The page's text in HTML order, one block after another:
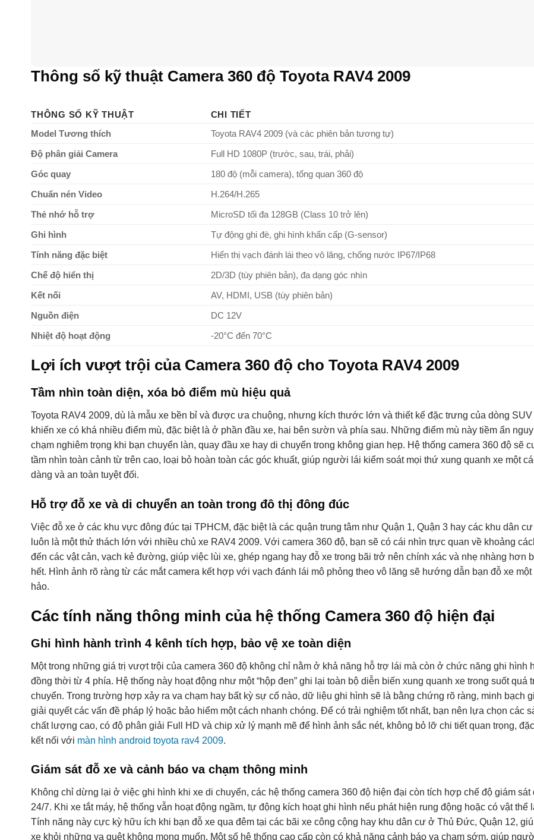
Thông số kỹ thuật Camera 360 độ Toyota RAV4 2009
THÔNG SỐ KỸ THUẬT
CHI TIẾT
Model Tương thích
Toyota RAV4 2009 (và các phiên bản tương tự)
Độ phân giải Camera
Full HD 1080P (trước, sau, trái, phải)
Góc quay
180 độ (mỗi camera), tổng quan 360 độ
Chuẩn nén Video
H.264/H.265
Thẻ nhớ hỗ trợ
MicroSD tối đa 128GB (Class 10 trở lên)
Ghi hình
Tự động ghi đè, ghi hình khẩn cấp (G-sensor)
Tính năng đặc biệt
Hiển thị vạch đánh lái theo vô lăng, chống nước IP67/IP68
Chế độ hiển thị
2D/3D (tùy phiên bản), đa dạng góc nhìn
Kết nối
AV, HDMI, USB (tùy phiên bản)
Nguồn điện
DC 12V
Nhiệt độ hoạt động
-20°C đến 70°C
Lợi ích vượt trội của Camera 360 độ cho Toyota RAV4 2009
Tầm nhìn toàn diện, xóa bỏ điểm mù hiệu quả
Toyota RAV4 2009, dù là mẫu xe bền bỉ và được ưa chuộng, nhưng kích thước lớn và thiết kế đặc trưng của dòng
khiến xe có khá nhiều điểm mù, đặc biệt là ở phần đầu xe, hai bên sườn và phía sau. Những điểm mù này tiềm ẩn
chạm nghiêm trọng khi bạn chuyển làn, quay đầu xe hay di chuyển trong không gian hẹp. Hệ thống camera 360 độ sẽ
tầm nhìn toàn cảnh từ trên cao, loại bỏ hoàn toàn các góc khuất, giúp người lái kiểm soát mọi thứ xung quanh xe một
dàng và an toàn tuyệt đối.
Hỗ trợ đỗ xe và di chuyển an toàn trong đô thị đông đúc
Việc đỗ xe ở các khu vực đông đúc tại TPHCM, đặc biệt là các quận trung tâm như Quận 1, Quận 3 hay các khu dân
luôn là một thử thách lớn với nhiều chủ xe RAV4 2009. Với camera 360 độ, bạn sẽ có cái nhìn trực quan về khoảng
đến các vật cản, vạch kẻ đường, giúp việc lùi xe, ghép ngang hay đỗ xe trong bãi trở nên chính xác và nhẹ nhàng hơn
hết. Hình ảnh rõ ràng từ các mắt camera kết hợp với vạch đánh lái mô phỏng theo vô lăng sẽ hướng dẫn bạn đỗ xe một
hảo.
Các tính năng thông minh của hệ thống Camera 360 độ hiện đại
Ghi hình hành trình 4 kênh tích hợp, bảo vệ xe toàn diện
Một trong những giá trị vượt trội của camera 360 độ không chỉ nằm ở khả năng hỗ trợ lái mà còn ở chức năng ghi hình
đồng thời từ 4 phía. Hệ thống này hoạt động như một “hộp đen” ghi lại toàn bộ diễn biến xung quanh xe trong suốt quá
chuyển. Trong trường hợp xảy ra va chạm hay bất kỳ sự cố nào, dữ liệu ghi hình sẽ là bằng chứng rõ ràng, minh bạch
giải quyết các vấn đề pháp lý hoặc bảo hiểm một cách nhanh chóng. Để có trải nghiệm tốt nhất, bạn nên lựa chọn các
chất lượng cao, có độ phân giải Full HD và chip xử lý mạnh mẽ để hình ảnh sắc nét, không bỏ lỡ chi tiết quan trọng,
kết nối với màn hình android toyota rav4 2009.
Giám sát đỗ xe và cảnh báo va chạm thông minh
Không chỉ dừng lại ở việc ghi hình khi xe di chuyển, các hệ thống camera 360 độ hiện đại còn tích hợp chế độ giám sát
24/7. Khi xe tắt máy, hệ thống vẫn hoạt động ngầm, tự động kích hoạt ghi hình nếu phát hiện rung động hoặc có vật thể
Tính năng này cực kỳ hữu ích khi bạn đỗ xe qua đêm tại các bãi xe công cộng hay khu dân cư ở Thủ Đức, Quận 12,
xe khỏi những va quệt không mong muốn. Một số hệ thống cao cấp còn có khả năng cảnh báo va chạm sớm, giúp